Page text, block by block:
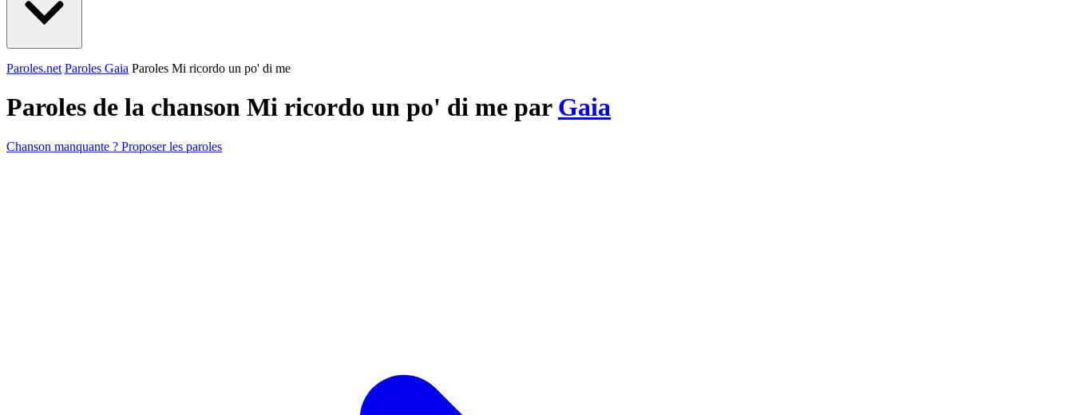
Paroles.net Paroles Gaia Paroles Mi ricordo un po' di me
Paroles de la chanson Mi ricordo un po' di me par Gaia
Chanson manquante ? Proposer les paroles